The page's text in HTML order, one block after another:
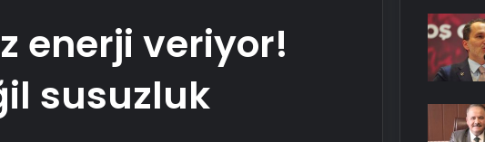
enerji veriyor!
susuzluk